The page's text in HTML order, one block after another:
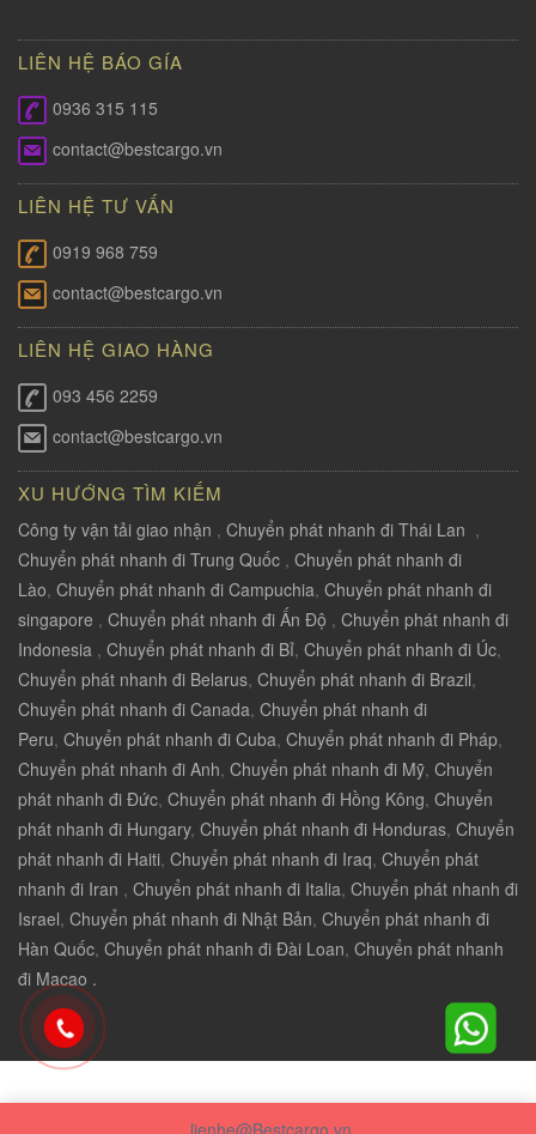
LIÊN HỆ BÁO GÍA
0936 315 115
contact@bestcargo.vn
LIÊN HỆ TƯ VẤN
0919 968 759
contact@bestcargo.vn
LIÊN HỆ GIAO HÀNG
093 456 2259
contact@bestcargo.vn
XU HƯỚNG TÌM KIẾM
Công ty vận tải giao nhận , Chuyển phát nhanh đi Thái Lan ,
Chuyển phát nhanh đi Trung Quốc , Chuyển phát nhanh đi
Lào, Chuyển phát nhanh đi Campuchia, Chuyển phát nhanh đi
singapore , Chuyển phát nhanh đi Ấn Độ , Chuyển phát nhanh đi
Indonesia , Chuyển phát nhanh đi Bỉ, Chuyển phát nhanh đi Úc,
Chuyển phát nhanh đi Belarus, Chuyển phát nhanh đi Brazil,
Chuyển phát nhanh đi Canada, Chuyển phát nhanh đi
Peru, Chuyển phát nhanh đi Cuba, Chuyển phát nhanh đi Pháp,
Chuyển phát nhanh đi Anh, Chuyển phát nhanh đi Mỹ, Chuyển
phát nhanh đi Đức, Chuyển phát nhanh đi Hồng Kông, Chuyển
phát nhanh đi Hungary, Chuyển phát nhanh đi Honduras, Chuyển
phát nhanh đi Haiti, Chuyển phát nhanh đi Iraq, Chuyển phát
nhanh đi Iran , Chuyển phát nhanh đi Italia, Chuyển phát nhanh đi
Israel, Chuyển phát nhanh đi Nhật Bản, Chuyển phát nhanh đi
Hàn Quốc, Chuyển phát nhanh đi Đài Loan, Chuyển phát nhanh
đi Macao .
lienhe@Bestcargo.vn